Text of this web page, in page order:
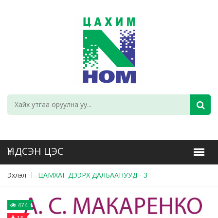
Эхлэл ЦАМХАГ ДЭЭРХ ДАЛБААНУУД - 3
474